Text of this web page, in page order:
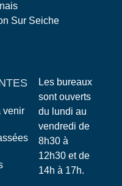
Sur Seiche
venir
Les bureaux
sont ouverts
du lundi au
vendredi de
8h30 à
12h30 et de
14h à 17h.